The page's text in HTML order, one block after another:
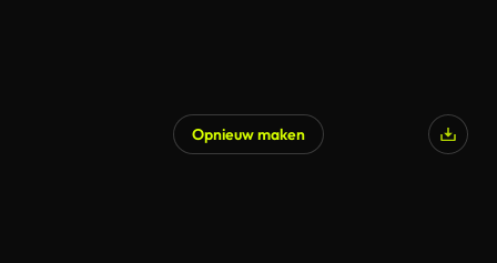
Opnieuw maken